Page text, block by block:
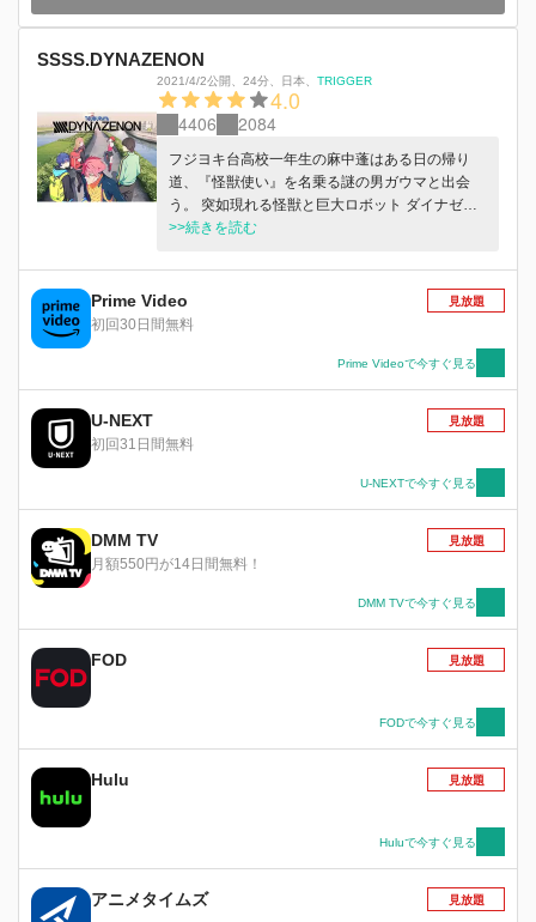
SSSS.DYNAZENON
2021/4/2公開 24分 日本 TRIGGER
4.0
4406 2084
フジヨキ台高校一年生の麻中蓬はある日の帰り
道、『怪獣使い』を名乗る謎の男ガウマと出会
う。 突如現れる怪獣と巨大ロボット ダイナゼノ
ン。 その場に居合わせた南夢芽・山中暦・飛鳥
>>続きを読む
Prime Video
初回30日間無料
見放題
Prime Videoで今すぐ見る
U-NEXT
初回31日間無料
見放題
U-NEXTで今すぐ見る
DMM TV
月額550円が14日間無料！
見放題
DMM TVで今すぐ見る
FOD 見放題
FODで今すぐ見る
Hulu 見放題
Huluで今すぐ見る
アニメタイムズ 見放題